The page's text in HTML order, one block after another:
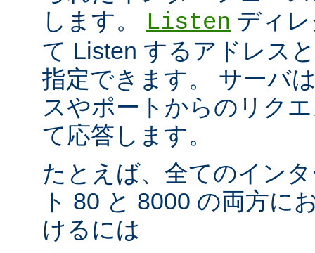
します。
Listen ディ
て Listen するアドレス
指定できます。 サーバ
スやポートからのリク
て応答します。
たとえば、全てのイン
ト 80 と 8000 の両方に
けるには